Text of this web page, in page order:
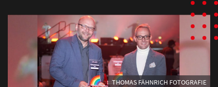
THOMAS FÄHNRICH FOTOGRAFIE